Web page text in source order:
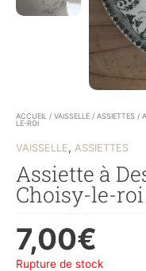
ACCUEIL / VAISSELLE / ASSIETTES /
LE-ROI
VAISSELLE, ASSIETTES
Assiette à
Choisy-le-roi
7,00€
Rupture de stock